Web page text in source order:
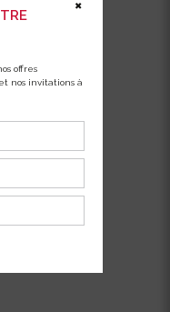
offres
nos invitations à
✖